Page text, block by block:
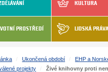
KULTURA
PROSTŘEDÍ LIDSKÁ PRÁVA
Ukončená období
EHP a
projekty
Živé knihovny proti